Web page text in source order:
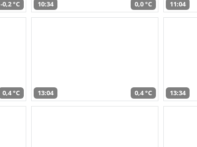
-0,2 °C 10:34 0,0 °C 11:04
0,4 °C 13:04 0,4 °C 13:34